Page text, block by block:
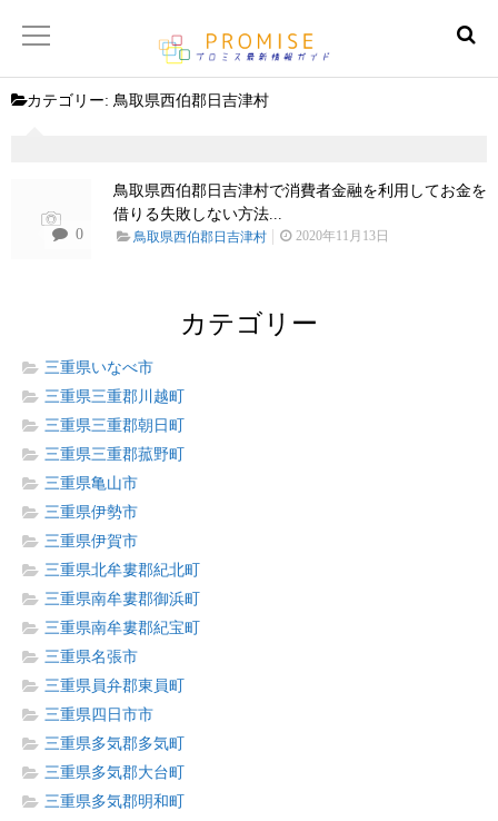
【サイトマップ】
カテゴリー: 鳥取県西伯郡日吉津村
0
鳥取県西伯郡日吉津村で消費者金融を利用してお金を
借りる失敗しない方法...
鳥取県西伯郡日吉津村 2020年11月13日
カテゴリー
三重県いなべ市
三重県三重郡川越町
三重県三重郡朝日町
三重県三重郡菰野町
三重県亀山市
三重県伊勢市
三重県伊賀市
三重県北牟婁郡紀北町
三重県南牟婁郡御浜町
三重県南牟婁郡紀宝町
三重県名張市
三重県員弁郡東員町
三重県四日市市
三重県多気郡多気町
三重県多気郡大台町
三重県多気郡明和町